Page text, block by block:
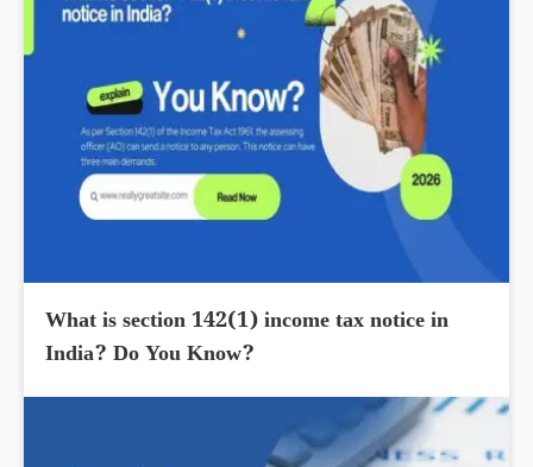
What is section 142(1) income tax notice in
India? Do You Know?